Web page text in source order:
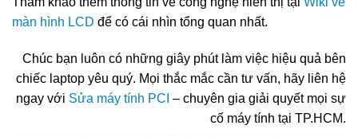
màn hình LCD để có cái nhìn tổng quan nhất.
Chúc bạn luôn có những giây phút làm việc hiệu quả bên
chiếc laptop yêu quý. Mọi thắc mắc cần tư vấn, hãy liên hệ
ngay với Sửa máy tính PCI – chuyên gia giải quyết mọi sự
cố máy tính tại TP.HCM.